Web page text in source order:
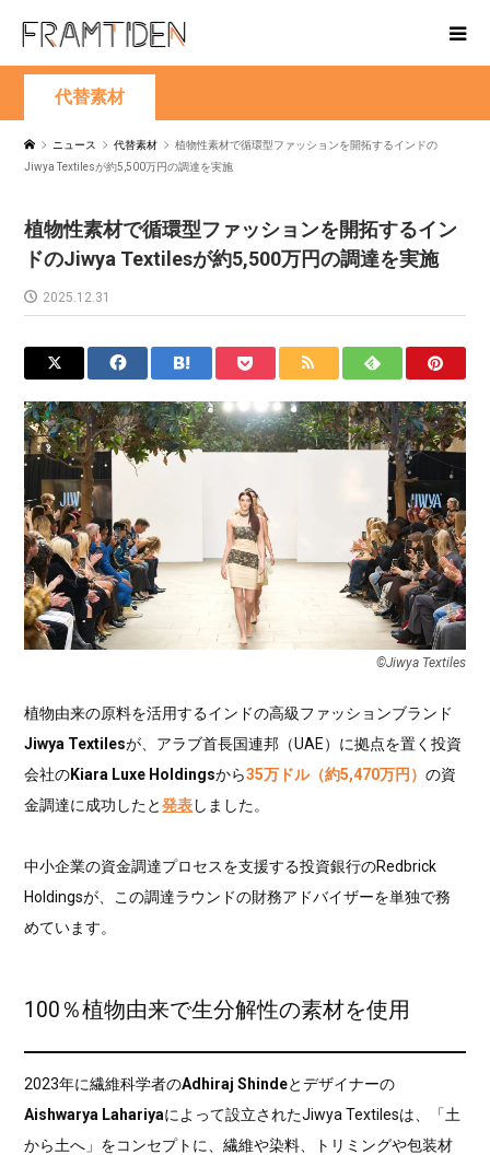
代替素材
ニュース 代替素材
植物性素材で循環型ファッションを開拓するインドの
Jiwya Textilesが約5,500万円の調達を実施
植物性素材で循環型ファッションを開拓するイン
ドのJiwya Textilesが約5,500万円の調達を実施
2025.12.31
©Jiwya Textiles
植物由来の原料を活用するインドの高級ファッションブランド
Jiwya Textilesが、アラブ首長国連邦（UAE）に拠点を置く投資
会社のKiara Luxe Holdingsから35万ドル（約5,470万円）の資
金調達に成功したと発表しました。
中小企業の資金調達プロセスを支援する投資銀行のRedbrick
Holdingsが、この調達ラウンドの財務アドバイザーを単独で務
めています。
100％植物由来で生分解性の素材を使用
2023年に繊維科学者のAdhiraj Shindeとデザイナーの
Aishwarya Lahariyaによって設立されたJiwya Textilesは、「土
から土へ」をコンセプトに、繊維や染料、トリミングや包装材